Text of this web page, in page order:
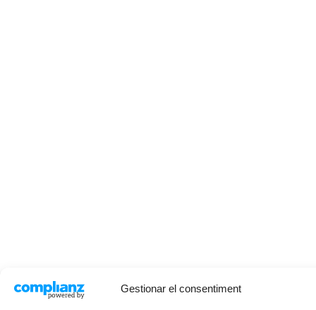
Gestionar el consentiment